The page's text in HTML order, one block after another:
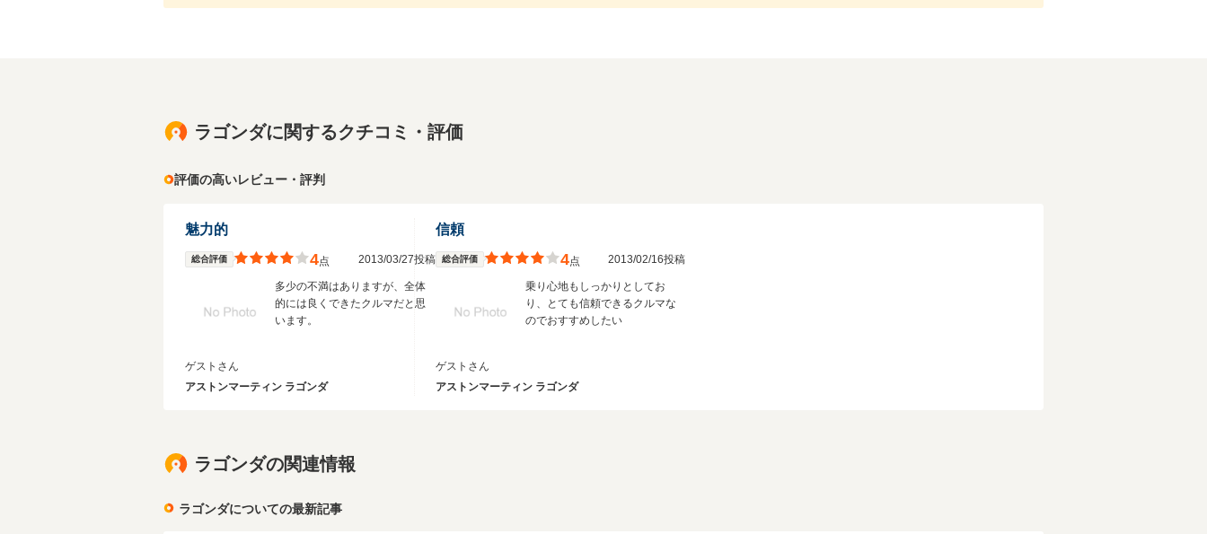
ラゴンダに関するクチコミ・評価
評価の高いレビュー・評判
魅力的
総合評価 4点 2013/03/27投稿
多少の不満はありますが、全体
的には良くできたクルマだと思
います。
ゲストさん
アストンマーティン ラゴンダ
信頼
総合評価 4点 2013/02/16投稿
乗り心地もしっかりとしてお
り、とても信頼できるクルマな
のでおすすめしたい
ゲストさん
アストンマーティン ラゴンダ
ラゴンダの関連情報
ラゴンダについての最新記事